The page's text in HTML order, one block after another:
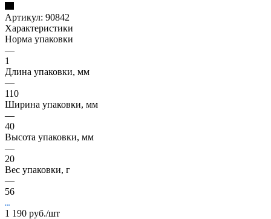
Артикул: 90842
Характеристики
Норма упаковки
—
1
Длина упаковки, мм
—
110
Ширина упаковки, мм
—
40
Высота упаковки, мм
—
20
Вес упаковки, г
—
56
1 190 руб./шт